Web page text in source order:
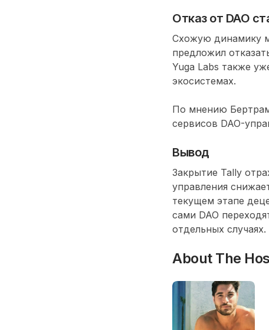
Отказ от DAO
Схожую динамику
предложил
Yuga Labs также
экосистемах.
По мнению
сервисов DAO-
Вывод
Закрытие Tally
управления
текущем этапе
сами DAO
отдельных случаях.
About The